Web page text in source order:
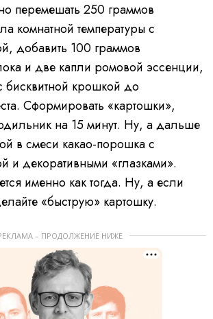
перемешать 250 граммов
комнатной температуры с
добавить 100 граммов
и две капли ромовой эссенции,
бисквитной крошкой до
Сформировать «картошки»,
на 15 минут. Ну, а дальше
в смеси какао-порошка с
и декоративными «глазками».
именно как тогда. Ну, а если
«быструю» картошку.
– ПРОДОЛЖЕНИЕ НИЖЕ